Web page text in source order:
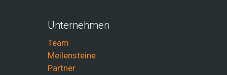
Unternehmen
Team
Meilensteine
Partner